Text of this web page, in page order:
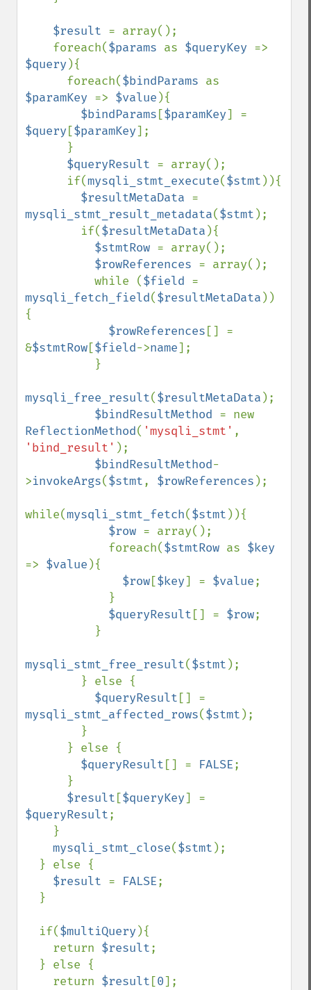
$result = array();
    foreach(
$params as $queryKey
$query ){
      foreach(
$bindParams
$paramKey => $value ){
$bindParams [$paramKey
$query [$paramKey];
$queryResult = array();
      if(
mysqli_stmt_execute($stmt )){
$resultMetaData
mysqli_stmt_result_metadata($stmt );
        if(
$resultMetaData ){
$stmtRow = array();
$rowReferences = array();
          while (
$field
mysqli_fetch_field($resultMetaData ))
{
$rowReferences [] =
&$stmtRow[$field->name];
mysqli_free_result($resultMetaData );
$bindResultMethod
ReflectionMethod( 'mysqli_stmt'
'bind_result' );
$bindResultMethod-
>invokeArgs($stmt, $rowReferences );
while(mysqli_stmt_fetch($stmt )){
$row = array();
            foreach(
$stmtRow as
=> $value ){
$row[$key] = $value;
$queryResult [] = $row;
mysqli_stmt_free_result($stmt );
$queryResult
mysqli_stmt_affected_rows($stmt );
$queryResult [] = FALSE;
$result [$queryKey
$queryResult;
mysqli_stmt_close($stmt );
$result = FALSE;
  if(
$multiQuery ){
    return
$result;
    return
$result [0];